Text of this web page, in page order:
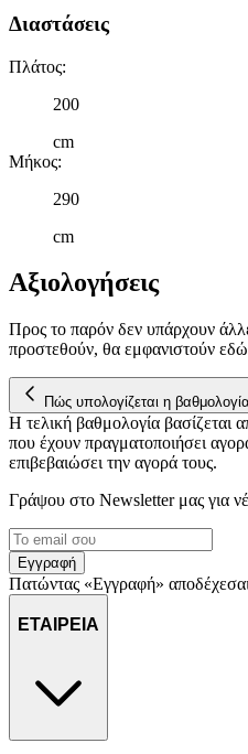
Διαστάσεις
Πλάτος:
200
cm
Μήκος:
290
cm
Αξιολογήσεις
Προς το παρόν δεν υπάρχουν
προστεθούν, θα εμφανιστούν
Πώς υπολογίζεται η βαθμολογία
Η τελική βαθμολογία βασίζεται
που έχουν πραγματοποιήσει
επιβεβαιώσει την αγορά τους.
Γράψου στο Νewsletter μας για
Εγγραφή
Πατώντας «Εγγραφή»
ΕΤΑΙΡΕΙΑ